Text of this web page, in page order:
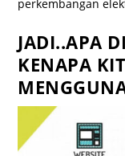
perkembangan
JADI..APA
KENAPA